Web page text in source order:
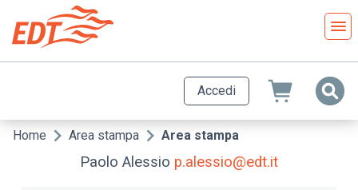
contenuto
principale
Accedi
Briciole
Home Area stampa Area stampa
Paolo Alessio p.alessio@edt.it